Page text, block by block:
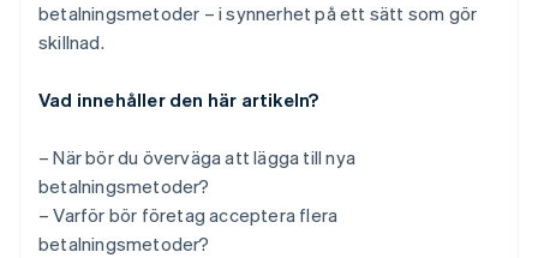
betalningsmetoder – i synnerhet på ett sätt som gör
skillnad.
Vad innehåller den här artikeln?
– När bör du överväga att lägga till nya
betalningsmetoder?
– Varför bör företag acceptera flera
betalningsmetoder?